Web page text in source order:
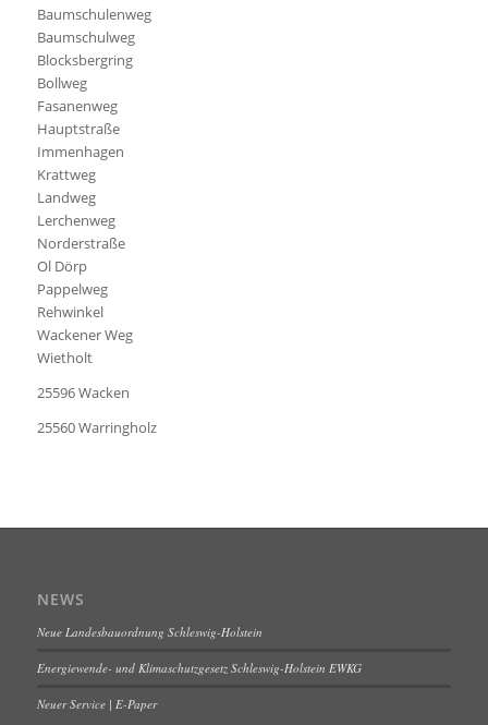
Baumschulenweg
Baumschulweg
Blocksbergring
Bollweg
Fasanenweg
Hauptstraße
Immenhagen
Krattweg
Landweg
Lerchenweg
Norderstraße
Ol Dörp
Pappelweg
Rehwinkel
Wackener Weg
Wietholt
25596 Wacken
25560 Warringholz
NEWS
Neue Landesbauordnung Schleswig-Holstein
Energiewende- und Klimaschutzgesetz Schleswig-Holstein EWKG
Neuer Service | E-Paper